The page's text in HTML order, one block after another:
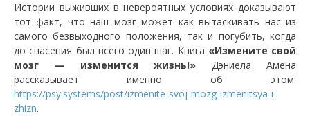
Истории выживших в невероятных условиях доказывают
тот факт, что наш мозг может как вытаскивать нас из
самого безвыходного положения, так и погубить, когда
до спасения был всего один шаг. Книга «Измените свой
мозг — изменится жизнь!» Дэниела Амена
рассказывает именно об этом:
https://psy.systems/post/izmenite-svoj-mozg-izmenitsya-i-
zhizn.